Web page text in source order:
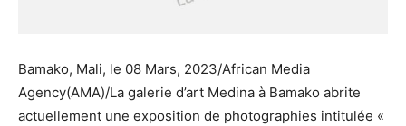
Bamako, Mali, le 08 Mars, 2023/African Media
Agency(AMA)/La galerie d’art Medina à Bamako abrite
actuellement une exposition de photographies intitulée «